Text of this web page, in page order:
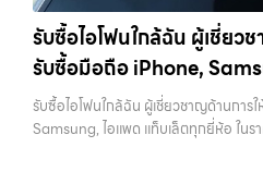
ว่า “รับซื้อมือถือใกล้ฉัน”, “รับซื้อโทรศัพ
ราคา”, “รับซื้อแท็บเล็ต กรุงเทพถึงที่”, ห
ราคาสูง” — ที่นี่คือคำตอบ เพราะบริการข
ความสะดวกสบายที่เหนือกว่า เลือกเรา
พร้อมทีมงานที่พร้อมอำนวยความสะดวก
อาชีพ และจ่ายเงินทันที ทั้งหมดนี้เพื่อให้
ง่ายขึ้น ดีกว่า รวดเร็วกว่า และคุ้มค่ากว่า
แท็บเล็ต และอุปกรณ์ไอทีใหม่ๆ เปลี่ยนรุ่
ใช้แล้วอาจกลายเป็นของที่ไม่ได้ใช้งานอยู่เ
เป็นทางเลือกให้คุณสามารถเปลี่ยนอุปกร
ทันที ด้วยบริการ รับซื้อไอโฟน, รับซื้อไอ
รับซื้อโน๊ตบุ๊ค, รับซื้อแท็บเล็ต, รับซื้อสินค้า
วงจร ไม่ว่าคุณจะอยู่โซนเมืองหรือเขตชาน
รับซื้อไอโฟนใกล้ฉัน ผู้เชี่ยว
รับซื้อมือถือ iPhone,
ทุกยี่ห้อ ในราคาสูง พร้อมจ่
รับซื้อไอโฟนใกล้ฉัน ผู้เชี่ยวชาญด้านการ
Samsung, ไอแพด แท็บเล็ตทุกยี่ห้อ ใน